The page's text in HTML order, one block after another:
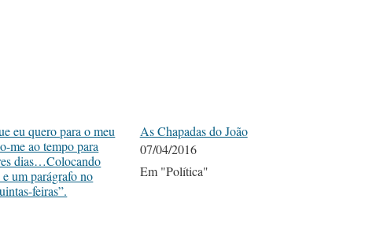
eu quero para o meu
me ao tempo para
dias…Colocando
um parágrafo no
feiras”.
As Chapadas do João
07/04/2016
Em "Política"